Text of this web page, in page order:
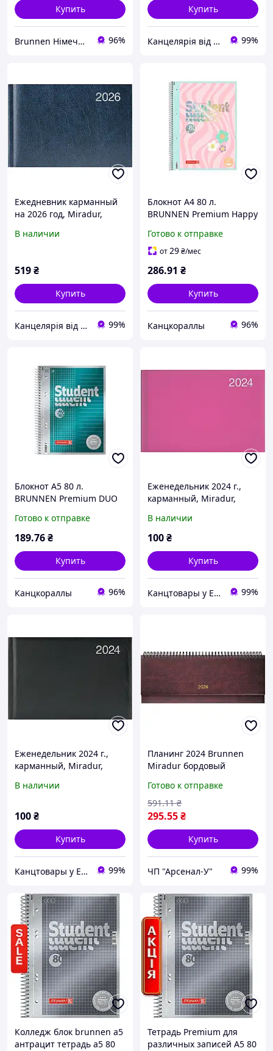
Купить
Brunnen Німеччина, шкільні та канцелярські товари 96%
Купить
Канцелярія від А до Я / 🤓 якісно та швидко 🤓 99%
Ежедневник карманный
на 2026 год, Miradur,
В наличии
519₴
Купить
Канцелярія від А до Я / 🤓 якісно та швидко 🤓 99%
Блокнот А4 80 л.
BRUNNEN Premium Happy
422)
Готово к отправке
от29₴/мес
286.91 ₴
Купить
Канцкораллы 96%
Блокнот А5 80 л.
BRUNNEN Premium DUO
Готово к отправке
189.76₴
Купить
Канцкораллы 96%
Еженедельник 2024 г.,
карманный, Miradur,
В наличии
100₴
Купить
Канцтовары у Евдокии "uEvdoki" 99%
Еженедельник 2024 г.,
карманный, Miradur,
В наличии
100₴
Купить
Канцтовары у Евдокии "uEvdoki" 99%
Планинг 2024 Brunnen
Miradur бордовый
Готово к отправке
295.55₴
591.11 ₴
Купить
ЧП "Арсенал-У" 99%
Колледж блок brunnen а5
антрацит тетрадь а5 80
Тетрадь Premium для
различных записей А5 80